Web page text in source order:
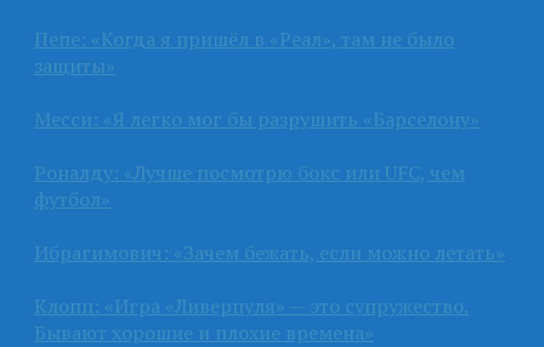
Пепе: «Когда я пришёл в «Реал», там не было
защиты»
Месси: «Я легко мог бы разрушить «Барселону»
Роналду: «Лучше посмотрю бокс или UFC, чем
футбол»
Ибрагимович: «Зачем бежать, если можно летать»
Клопп: «Игра «Ливерпуля» — это супружество.
Бывают хорошие и плохие времена»